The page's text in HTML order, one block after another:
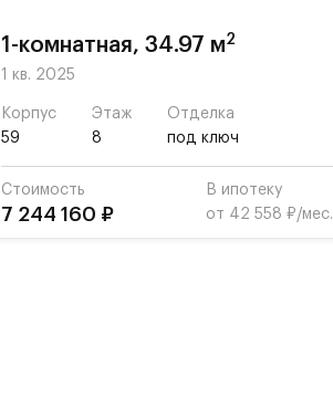
1-комнатная, 34.97 м2
1 кв. 2025
Корпус
59
Этаж
8
Отделка
под ключ
Стоимость
7 244 160 ₽
В ипотеку
от 42 558 ₽/мес.